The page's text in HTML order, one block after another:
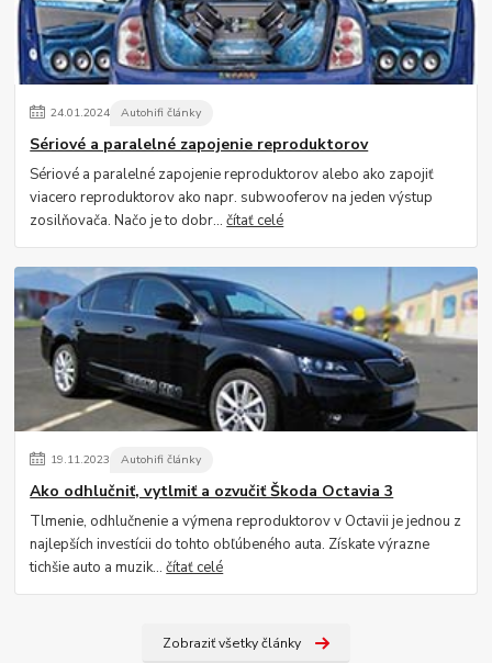
24.01.2024 Autohifi články
Sériové a paralelné zapojenie reproduktorov
Sériové a paralelné zapojenie reproduktorov alebo ako zapojiť
viacero reproduktorov ako napr. subwooferov na jeden výstup
zosilňovača. Načo je to dobr...čítať celé
19.11.2023 Autohifi články
Ako odhlučniť, vytlmiť a ozvučiť Škoda Octavia 3
Tlmenie, odhlučnenie a výmena reproduktorov v Octavii je jednou z
najlepších investícii do tohto obľúbeného auta. Získate výrazne
tichšie auto a muzik...čítať celé
Zobraziť všetky články